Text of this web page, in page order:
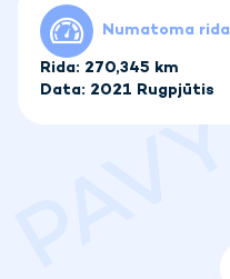
Numatoma rida
Rida: 270,345 km
Data: 2021 Rugpjūtis